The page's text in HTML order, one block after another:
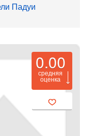
Падуи
0.00
средняя
оценка